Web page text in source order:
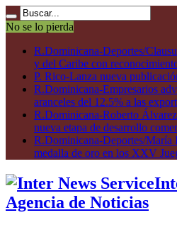
No se lo pierda
R.Dominicana-Deportes/
y del Caribe con
P. Rico-Lanza nueva
R.Dominicana-Empresarios
aranceles del 12.5% a las
R.Dominicana-Roberto
nueva etapa de desarrollo
R.Dominicana-Deportes/María
medalla de oro en los XXV
Agencia de Noticias